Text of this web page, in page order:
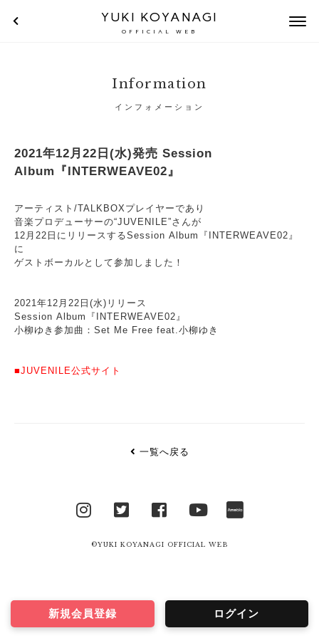
YUKI KOYANAGI
OFFICIAL WEB
Information
インフォメーション
2021年12月22日(水)発売 Session
Album『INTERWEAVE02』
アーティスト/TALKBOXプレイヤーであり
音楽プロデューサーの“JUVENILE”さんが
12月22日にリリースするSession Album『INTERWEAVE02』
に
ゲストボーカルとして参加しました！
2021年12月22日(水)リリース
Session Album『INTERWEAVE02』
小柳ゆき参加曲：Set Me Free feat.小柳ゆき
■JUVENILE公式サイト
一覧へ戻る
InstagramTwitter facebookYouTube
©YUKI KOYANAGI OFFICIAL WEB
新規会員登録 ログイン